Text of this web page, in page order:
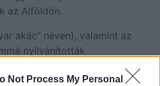
Not Process My Personal
az Alföldön.
akác” néven), valamint az
nyilvánították
ben. Érdekesség, hogy Dely
Magyar